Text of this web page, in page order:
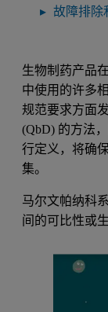
故障排除
生物制药产品
中使用的许多
规范要求方面
(QbD) 的方法
行定义，将确
集。
马尔文帕纳科
间的可比性或